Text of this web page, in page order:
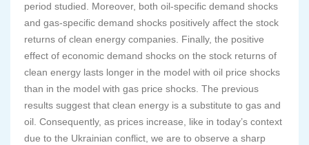
period studied. Moreover, both oil-specific demand shocks
and gas-specific demand shocks positively affect the stock
returns of clean energy companies. Finally, the positive
effect of economic demand shocks on the stock returns of
clean energy lasts longer in the model with oil price shocks
than in the model with gas price shocks. The previous
results suggest that clean energy is a substitute to gas and
oil. Consequently, as prices increase, like in today’s context
due to the Ukrainian conflict, we are to observe a sharp